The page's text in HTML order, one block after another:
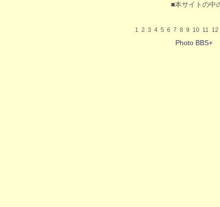
■本サイトの中
1 2 3 4 5 6 7 8 9 10 11 12
Photo BBS+